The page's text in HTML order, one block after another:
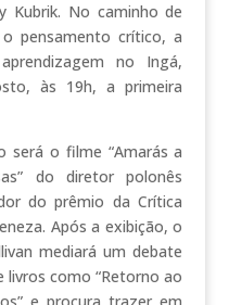
Kubrik. No caminho de
pensamento crítico, a
no Ingá,
às 19h, a primeira
será o filme “Amarás a
do diretor polonês
do prêmio da Crítica
Após a exibição, o
mediará um debate
como “Retorno ao